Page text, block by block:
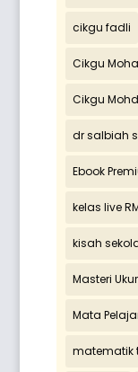
cikgu fadli
Cikgu
Cikgu
dr salbiah
Ebook
kelas live
kisah
Masteri
Mata
matematik